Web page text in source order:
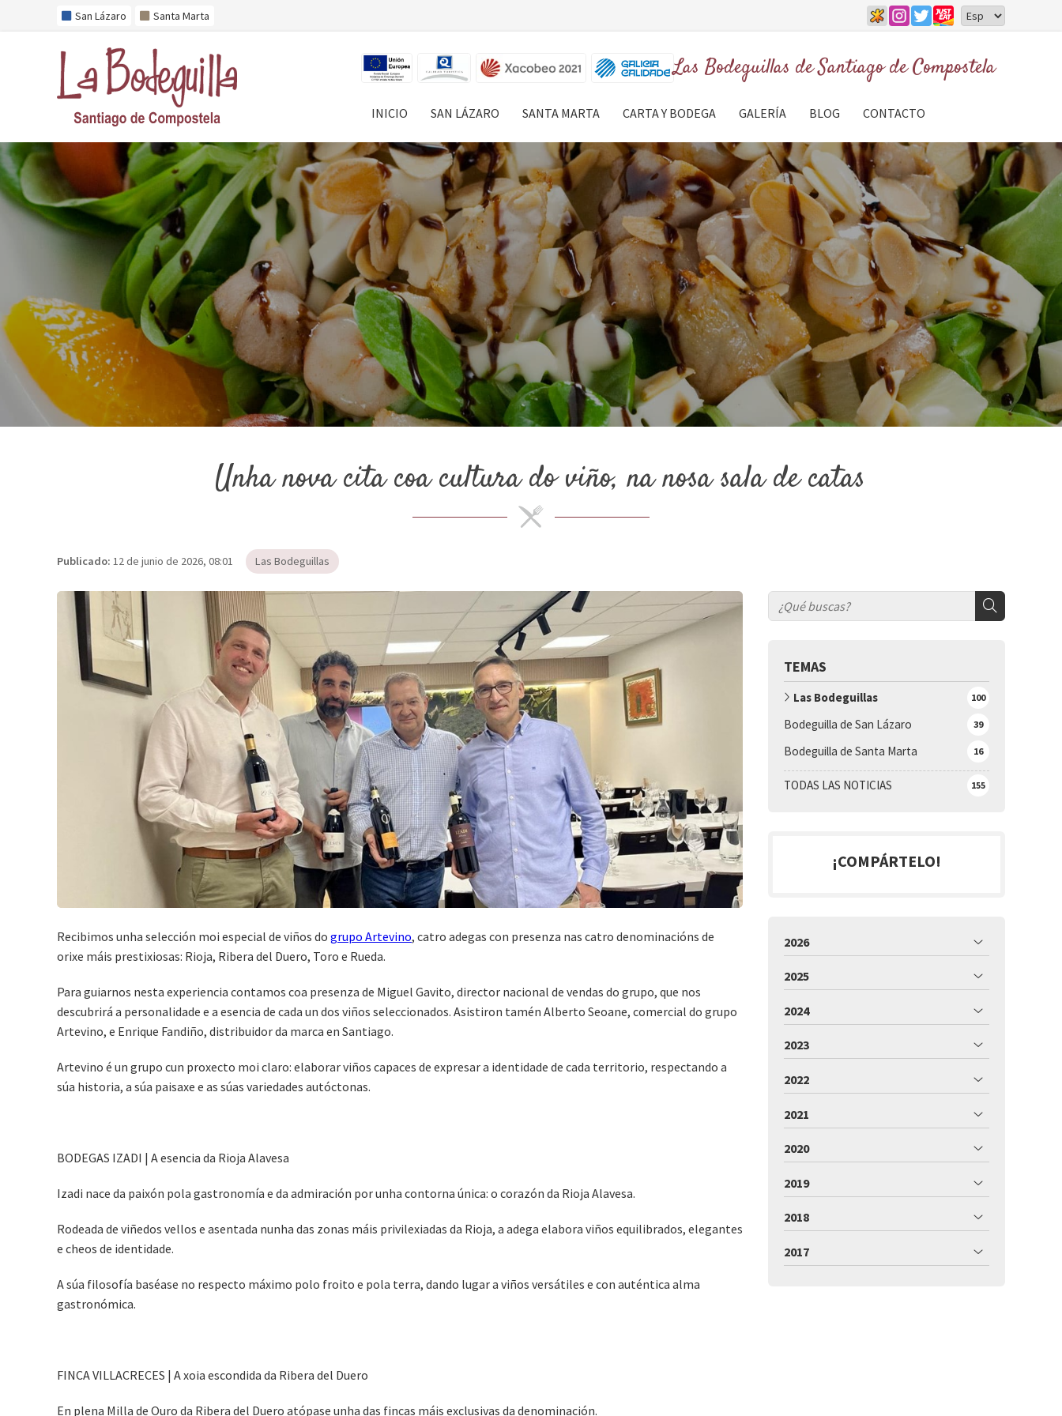
San Lázaro Santa Marta
Las Bodeguillas deSantiago de Compostela
INICIO SAN LÁZARO SANTA MARTA CARTA Y BODEGA GALERÍA BLOG CONTACTO
Unha nova cita coa cultura do viño, na nosa sala de catas
Publicado: 12 de junio de 2026, 08:01 Las Bodeguillas
TEMAS
TODAS LAS NOTICIAS 155
Las Bodeguillas 100
Bodeguilla de San Lázaro 39
Bodeguilla de Santa Marta 16
Recibimos unha selección moi especial de viños do grupo Artevino, catro adegas con presenza nas catro denominacións de
orixe máis prestixiosas: Rioja, Ribera del Duero, Toro e Rueda.
Para guiarnos nesta experiencia contamos coa presenza de Miguel Gavito, director nacional de vendas do grupo, que nos
descubrirá a personalidade e a esencia de cada un dos viños seleccionados. Asistiron tamén Alberto Seoane, comercial do grupo
Artevino, e Enrique Fandiño, distribuidor da marca en Santiago.
Artevino é un grupo cun proxecto moi claro: elaborar viños capaces de expresar a identidade de cada territorio, respectando a
súa historia, a súa paisaxe e as súas variedades autóctonas.
BODEGAS IZADI | A esencia da Rioja Alavesa
Izadi nace da paixón pola gastronomía e da admiración por unha contorna única: o corazón da Rioja Alavesa.
Rodeada de viñedos vellos e asentada nunha das zonas máis privilexiadas da Rioja, a adega elabora viños equilibrados, elegantes
e cheos de identidade.
A súa filosofía baséase no respecto máximo polo froito e pola terra, dando lugar a viños versátiles e con auténtica alma
gastronómica.
FINCA VILLACRECES | A xoia escondida da Ribera del Duero
En plena Milla de Ouro da Ribera del Duero atópase unha das fincas máis exclusivas da denominación.
¡COMPÁRTELO!
2026
2025
2024
2023
2022
2021
2020
2019
2018
2017